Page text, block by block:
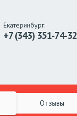
Екатеринбург:
+7 (343) 351-74-32
Отзывы